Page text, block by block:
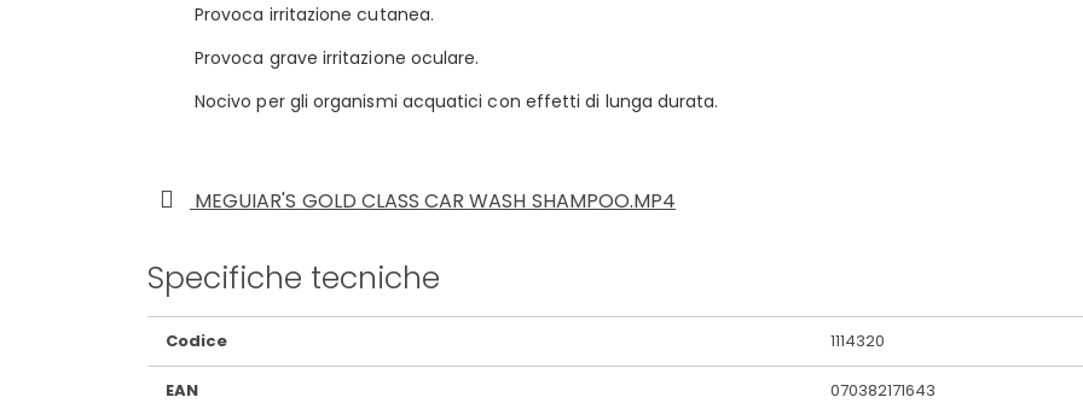
Provoca irritazione cutanea.
Provoca grave irritazione oculare.
Nocivo per gli organismi acquatici con effetti di lunga durata.
MEGUIAR'S GOLD CLASS CAR WASH SHAMPOO.MP4
Specifiche tecniche
Maggiori
Informazioni
Codice 1114320
EAN 070382171643